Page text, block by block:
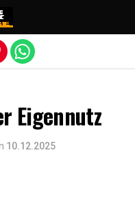
Eigennutz
10.12.2025
verlassen